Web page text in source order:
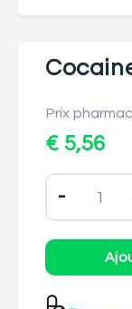
Prix
€ 5,56
-